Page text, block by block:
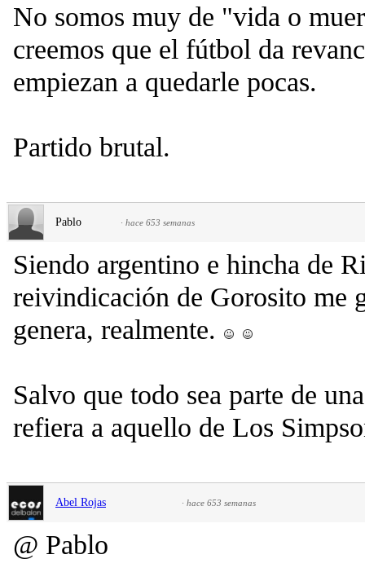
No somos muy de "vida o
creemos que el fútbol da
empiezan a quedarle pocas.
Partido brutal.
Pablo · hace 653 semanas
Siendo argentino e hincha de
reivindicación de Gorosito me
genera, realmente.
Salvo que todo sea parte de
refiera a aquello de Los
Abel Rojas · hace 653 semanas
@ Pablo